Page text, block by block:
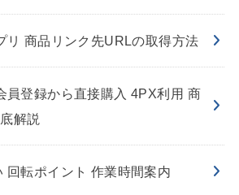
リ 商品リンク先URLの取得方法
員登録から直接購入 4PX利用 商
解説
回転ポイント 作業時間案内